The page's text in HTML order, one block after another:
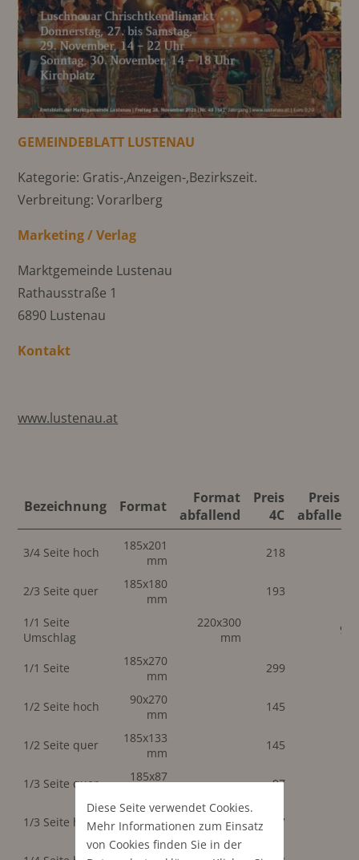
GEMEINDEBLATT LUSTENAU
Kategorie: Gratis-,Anzeigen-,Bezirkszeit.
Verbreitung: Vorarlberg
Marketing / Verlag
Marktgemeinde Lustenau
Rathausstraße 1
6890 Lustenau
Kontakt
www.lustenau.at
Bezeichnung Format
Format
abfallend
Preis
4C
Preis 4C
abfallend
3/4 Seite hoch
185x201
mm
218
2/3 Seite quer
185x180
mm
193
1/1 Seite
Umschlag
220x300
mm
999
1/1 Seite
185x270
mm
299
1/2 Seite hoch
90x270
mm
145
1/2 Seite quer
185x133
mm
145
1/3 Seite quer
185x87
97
1/3 Seite hoch
90x180
mm
97
90x133
Diese Seite verwendet Cookies.
Mehr Informationen zum Einsatz
von Cookies finden Sie in der